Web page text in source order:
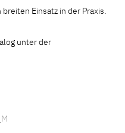
Einsatz in der Praxis.
unter der